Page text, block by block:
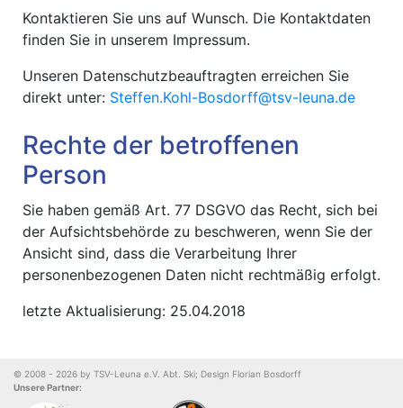
Kontaktieren Sie uns auf Wunsch. Die Kontaktdaten
finden Sie in unserem Impressum.
Unseren Datenschutzbeauftragten erreichen Sie
direkt unter: Steffen.Kohl-Bosdorff@tsv-leuna.de
Rechte der betroffenen
Person
Sie haben gemäß Art. 77 DSGVO das Recht, sich bei
der Aufsichtsbehörde zu beschweren, wenn Sie der
Ansicht sind, dass die Verarbeitung Ihrer
personenbezogenen Daten nicht rechtmäßig erfolgt.
letzte Aktualisierung: 25.04.2018
© 2008 - 2026 by TSV-Leuna e.V. Abt. Ski; Design Florian Bosdorff
Unsere Partner: